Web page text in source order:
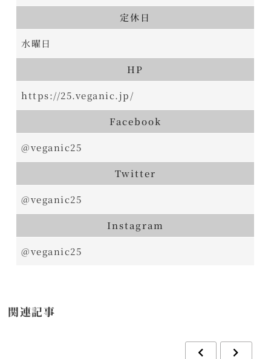
定休日
水曜日
HP
https://25.veganic.jp/
Facebook
@veganic25
Twitter
@veganic25
Instagram
@veganic25
関連記事